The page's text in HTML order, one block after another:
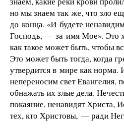
но мы знаем так же, что зло
до конца. «И будете
Господь, — за имя Мое». Это
как такое может быть, чтобы
Это может быть тогда, когда
утвердится в мире как норма.
непереносим свет Евангелия,
обнажать их злые дела.
покаяние, ненавидят Христа,
тех, кто Христовы, — ради